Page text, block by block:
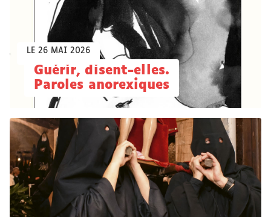
LE 26 MAI 2026
Guérir, disent-elles.
Paroles anorexiques